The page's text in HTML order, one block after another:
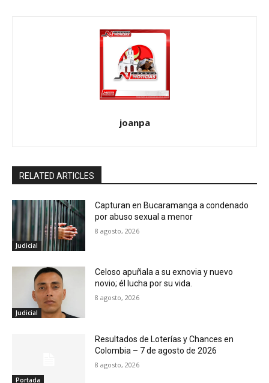
joanpa
RELATED ARTICLES
Judicial
Capturan en Bucaramanga a condenado
por abuso sexual a menor
8 agosto, 2026
Judicial
Celoso apuñala a su exnovia y nuevo
novio; él lucha por su vida.
8 agosto, 2026
Portada
Resultados de Loterías y Chances en
Colombia – 7 de agosto de 2026
8 agosto, 2026